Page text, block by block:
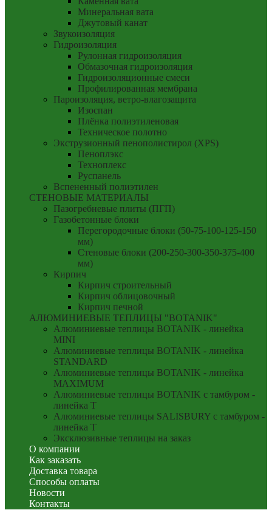
Минеральная вата
Джутовый канат
Звукоизоляция
Гидроизоляция
Рулонная гидроизоляция
Обмазочная гидроизоляция
Гидроизоляционные смеси
Профилированная мембрана
Пароизоляция, ветро-влагозащита
Изоспан
Плёнка полиэтиленовая
Техническое полотно
Экструзионный пенополистирол (XPS)
Пеноплэкс
Техноплекс
Руспанель
Вспененный полиэтилен
СТЕНОВЫЕ МАТЕРИАЛЫ
Пазогребневые плиты (ПГП)
Газобетонные блоки
Перегородочные блоки (50-75-100-125-150
мм)
Стеновые блоки (200-250-300-350-375-400
мм)
Кирпич
Кирпич строительный
Кирпич облицовочный
Кирпич печной
АЛЮМИНИЕВЫЕ ТЕПЛИЦЫ "BOTANIK"
Алюминиевые теплицы BOTANIK - линейка
MINI
Алюминиевые теплицы BOTANIK - линейка
STANDARD
Алюминиевые теплицы BOTANIK - линейка
MAXIMUM
Алюминиевые теплицы BOTANIK с тамбуром -
линейка T
Алюминиевые теплицы SALISBURY с тамбуром -
линейка T
Эксклюзивные теплицы на заказ
О компании
Как заказать
Доставка товара
Способы оплаты
Новости
Контакты